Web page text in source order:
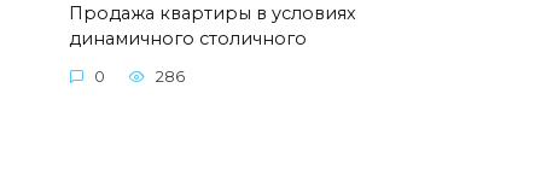
Продажа квартиры в условиях
динамичного столичного
0 286